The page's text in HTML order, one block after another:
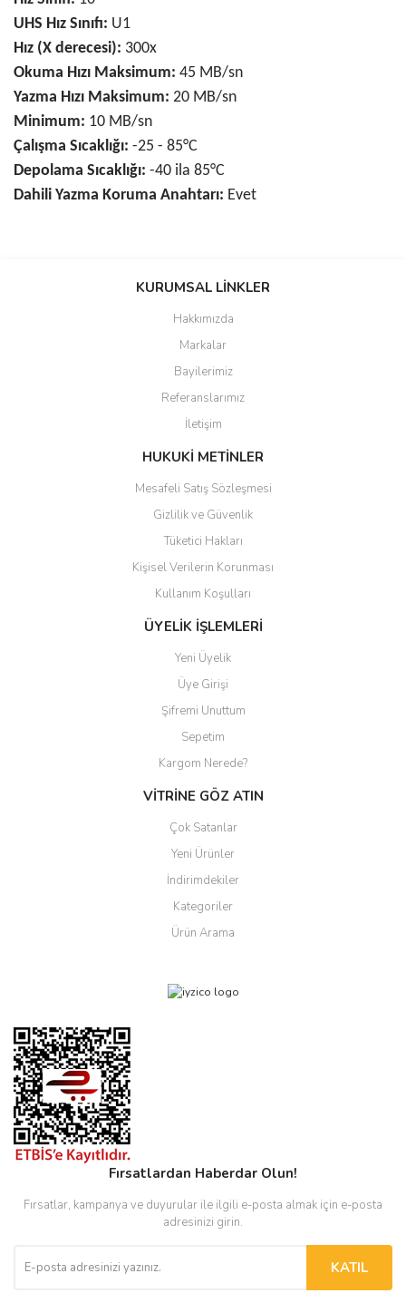
UHS Hız Sınıfı: U1
Hız (X derecesi): 300x
Okuma Hızı Maksimum: 45 MB/sn
Yazma Hızı Maksimum: 20 MB/sn
Minimum: 10 MB/sn
Çalışma Sıcaklığı: -25 - 85°C
Depolama Sıcaklığı: -40 ila 85°C
Dahili Yazma Koruma Anahtarı: Evet
tarafımıza iletebilirsiniz.
Ürün resmi kalitesiz, bozuk veya görüntülenemiyor.
Ürün açıklamasında eksik bilgiler bulunuyor.
Ürün bilgilerinde hatalar bulunuyor.
Ürün fiyatı diğer sitelerden daha pahalı.
Bu ürüne benzer farklı alternatifler olmalı.
Gönder
KURUMSAL LİNKLER
Hakkımızda
Markalar
Bayilerimiz
Referanslarımız
İletişim
HUKUKİ METİNLER
Mesafeli Satış Sözleşmesi
Gizlilik ve Güvenlik
Tüketici Hakları
Kişisel Verilerin Korunması
Kullanım Koşulları
ÜYELİK İŞLEMLERİ
Yeni Üyelik
Üye Girişi
Şifremi Unuttum
Sepetim
Kargom Nerede?
VİTRİNE GÖZ ATIN
Çok Satanlar
Yeni Ürünler
İndirimdekiler
Kategoriler
Ürün Arama
Fırsatlardan Haberdar Olun!
Fırsatlar, kampanya ve duyurular ile ilgili e-posta almak için e-posta
adresinizi girin.
KATIL